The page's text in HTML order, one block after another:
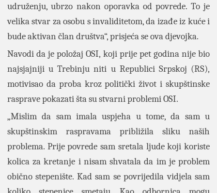
udruženju, ubrzo nakon oporavka od povrede. To je
velika stvar za osobu s invaliditetom, da izađe iz kuće i
bude aktivan član društva“, prisjeća se ova djevojka.
Navodi da je položaj OSI, koji prije pet godina nije bio
najsjajniji u Trebinju niti u Republici Srpskoj (RS),
motivisao da proba kroz politički život i skupštinske
rasprave pokazati šta su stvarni problemi OSI.
„Mislim da sam imala uspjeha u tome, da sam u
skupštinskim raspravama približila sliku naših
problema. Prije povrede sam sretala ljude koji koriste
kolica za kretanje i nisam shvatala da im je problem
obično stepenište. Kad sam se povrijedila vidjela sam